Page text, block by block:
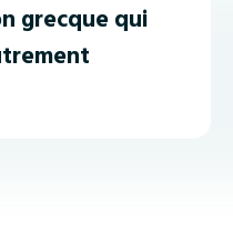
grecque qui